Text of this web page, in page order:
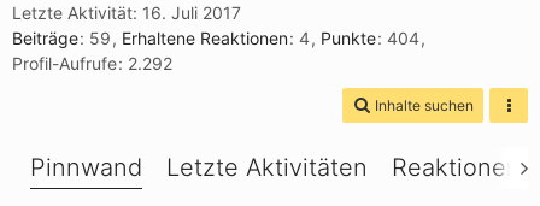
Letzte Aktivität: 16. Juli 2017
Beiträge 59 Erhaltene Reaktionen 4 Punkte 404
Profil-Aufrufe 2.292
Inhalte suchen
Pinnwand Letzte Aktivitäten Reaktionen